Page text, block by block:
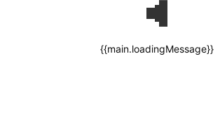
{{main.loadingMessage}}